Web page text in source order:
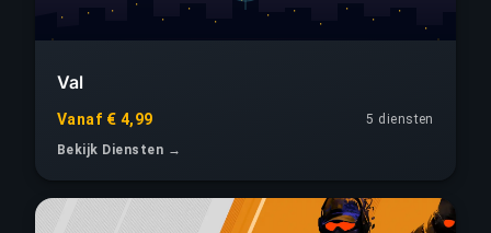
Val
Vanaf € 4,99
5 diensten
Bekijk Diensten →